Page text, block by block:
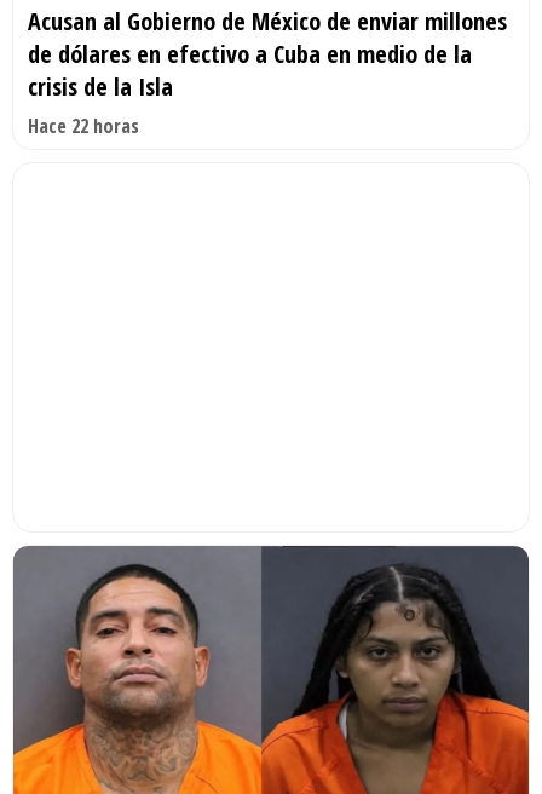
Acusan al Gobierno de México de enviar millones
de dólares en efectivo a Cuba en medio de la
crisis de la Isla
Hace 22 horas